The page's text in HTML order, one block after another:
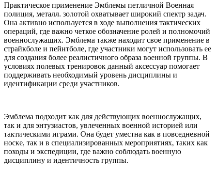
Практическое применение Эмблемы петличной Военная
полиция, металл. золотой охватывает широкий спектр задач.
Она активно используется в ходе выполнения тактических
операций, где важно четкое обозначение ролей и полномочий
военнослужащих. Эмблема также находит свое применение в
страйкболе и пейнтболе, где участники могут использовать ее
для создания более реалистичного образа военной группы. В
условиях полевых тренировок данный аксессуар помогает
поддерживать необходимый уровень дисциплины и
идентификации среди участников.
Эмблема подходит как для действующих военнослужащих,
так и для энтузиастов, увлеченных военной историей или
тактическими играми. Она будет уместна как в повседневной
носке, так и в специализированных мероприятиях, таких как
походы и экспедиции, где важно соблюдать военную
дисциплину и идентичность группы.